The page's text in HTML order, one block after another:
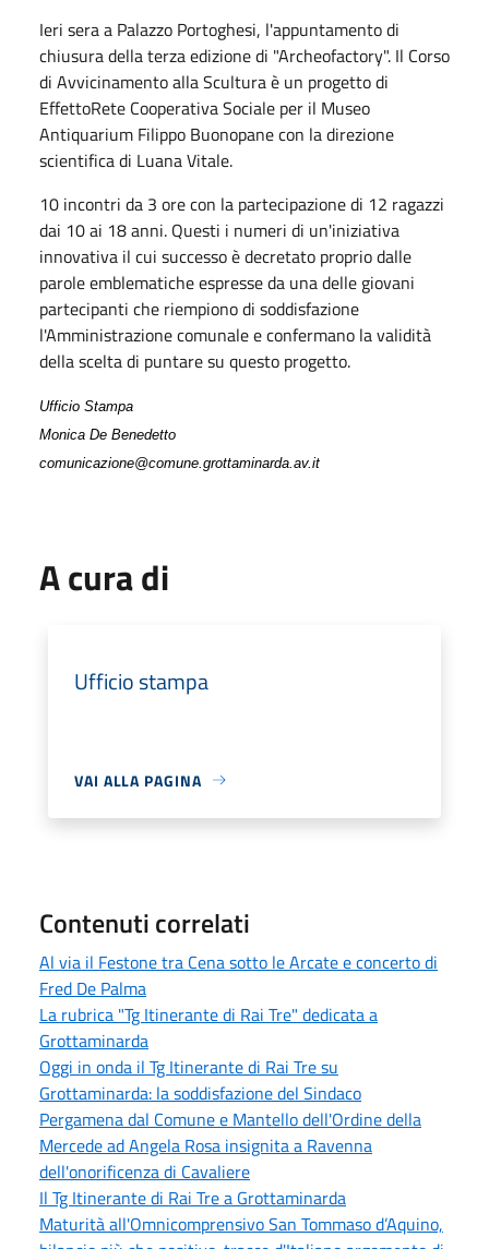
Ieri sera a Palazzo Portoghesi, l'appuntamento di
chiusura della terza edizione di "Archeofactory". Il Corso
di Avvicinamento alla Scultura è un progetto di
EffettoRete Cooperativa Sociale per il Museo
Antiquarium Filippo Buonopane con la direzione
scientifica di Luana Vitale.
10 incontri da 3 ore con la partecipazione di 12 ragazzi
dai 10 ai 18 anni. Questi i numeri di un'iniziativa
innovativa il cui successo è decretato proprio dalle
parole emblematiche espresse da una delle giovani
partecipanti che riempiono di soddisfazione
l'Amministrazione comunale e confermano la validità
della scelta di puntare su questo progetto.
Ufficio Stampa
Monica De Benedetto
comunicazione@comune.grottaminarda.av.it
A cura di
Ufficio stampa
VAI ALLA PAGINA
Contenuti correlati
Al via il Festone tra Cena sotto le Arcate e concerto di
Fred De Palma
La rubrica "Tg Itinerante di Rai Tre" dedicata a
Grottaminarda
Oggi in onda il Tg Itinerante di Rai Tre su
Grottaminarda: la soddisfazione del Sindaco
Pergamena dal Comune e Mantello dell'Ordine della
Mercede ad Angela Rosa insignita a Ravenna
dell'onorificenza di Cavaliere
Il Tg Itinerante di Rai Tre a Grottaminarda
Maturità all'Omnicomprensivo San Tommaso d’Aquino,